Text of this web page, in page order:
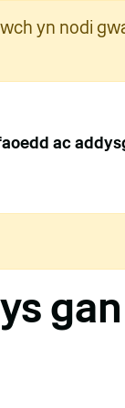
yn nodi
ac
gan